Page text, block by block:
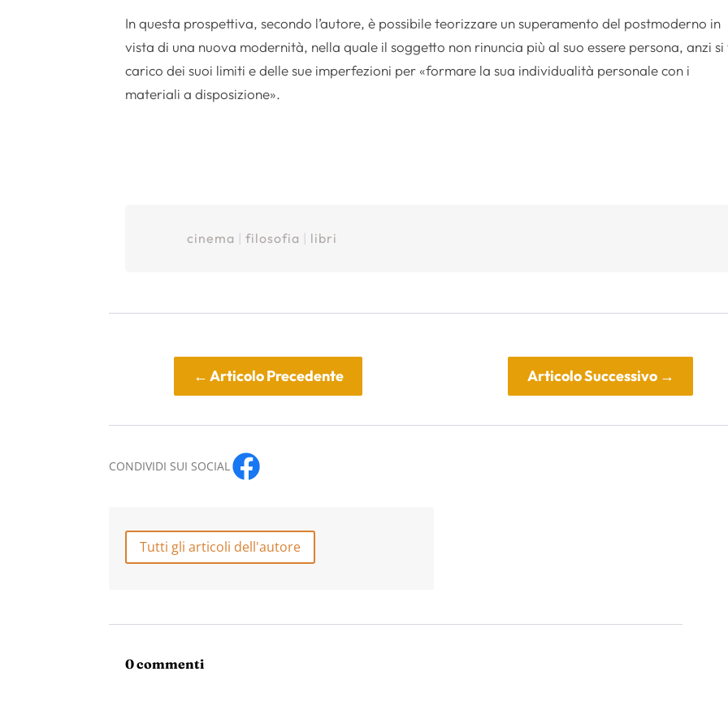
In questa prospettiva, secondo l’autore, è possibile teorizzare un superamento del postmoderno in
vista di una nuova modernità, nella quale il soggetto non rinuncia più al suo essere persona, anzi
carico dei suoi limiti e delle sue imperfezioni per «formare la sua individualità personale con i
materiali a disposizione».
cinema |filosofia | libri
← Articolo Precedente Articolo Successivo→
CONDIVIDI SUI SOCIAL
Tutti gli articoli dell'autore
0 commenti